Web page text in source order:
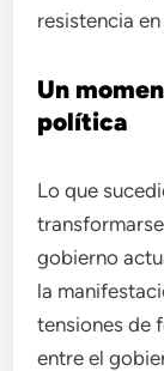
resistencia
Un
política
Lo que
gobierno
la
tensiones de
entre el